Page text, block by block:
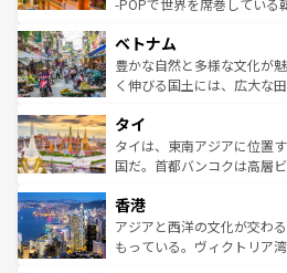
参照してほしい。
容にもいいと評判のスイー
が味わえる。 なお、新
照してほしい。
-POPで世界を席巻している
き、地方に足を延ばせば四
できる。そして、キムチや
まで、さまざまな韓国料理
リティに包まれながら、韓
わってみてほ
覧を参照してほしい。
ベトナム
豊かな自然と多様な文化が
く伸びる国土には、広大な
急速な発展と共に伝統が息
ーチミン市のフランス統治
醸し出している。また、バ
とつ。フォーやバインミー
ひ現地で味わいたい。どの
が旅行者を迎えてくれるの
タイ
タイは、東南アジアに位置
国だ。首都バンコクは高層
の活気が交差している。北
帯で自然と触れ合い、南部
いビーチでリゾート気分を
香港
アジアと西洋の文化が交わ
もっている。ヴィクトリア